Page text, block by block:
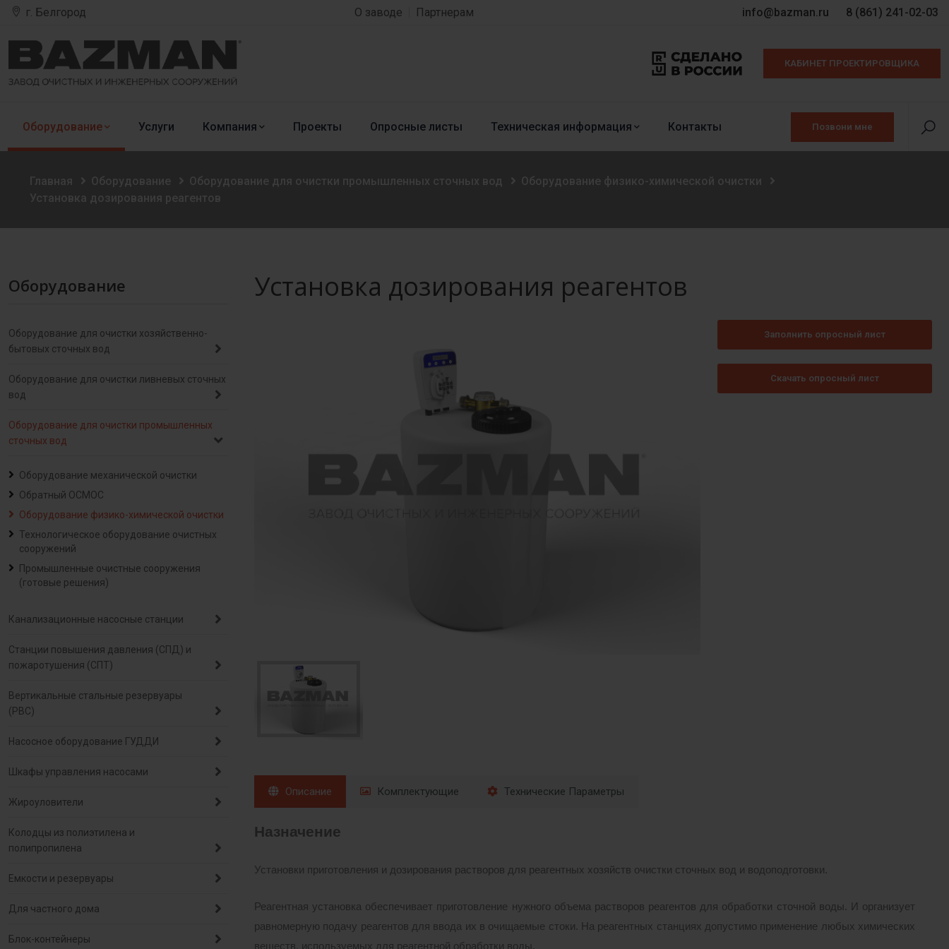
г. Белгород О заводе Партнерам info@bazman.ru 8 (861) 241-02-03
КАБИНЕТ ПРОЕКТИРОВЩИКА
Оборудование Услуги Компания Проекты Опросные листы Техническая информация Контакты Позвони мне
Главная Оборудование Оборудование для очистки промышленных сточных вод
Оборудование физико-химической очистки
Установка дозирования реагентов
Оборудование
Оборудование для очистки хозяйственно-
бытовых сточных вод
Оборудование для очистки ливневых сточных
вод
Оборудование для очистки промышленных
сточных вод
Оборудование механической очистки
Обратный ОСМОС
Оборудование физико-химической очистки
Технологическое оборудование очистных
сооружений
Промышленные очистные сооружения
(готовые решения)
Канализационные насосные станции
Станции повышения давления (СПД) и
пожаротушения (СПТ)
Вертикальные стальные резервуары
(РВС)
Насосное оборудование ГУДДИ
Шкафы управления насосами
Жироуловители
Колодцы из полиэтилена и
полипропилена
Емкости и резервуары
Для частного дома
Блок-контейнеры
Установка дозирования реагентов
Заполнить опросный лист
Скачать опросный лист
Описание Комплектующие Технические Параметры
Назначение
Установки приготовления и дозирования растворов для реагентных хозяйств очистки сточных вод и водоподготовки.
Реагентная установка обеспечивает приготовление нужного объема растворов реагентов для обработки сточной воды
И организует
равномерную подачу реагентов для ввода их в очищаемые стоки. На реагентных станциях допустимо применение любых химических
веществ, используемых для реагентной обработки воды.